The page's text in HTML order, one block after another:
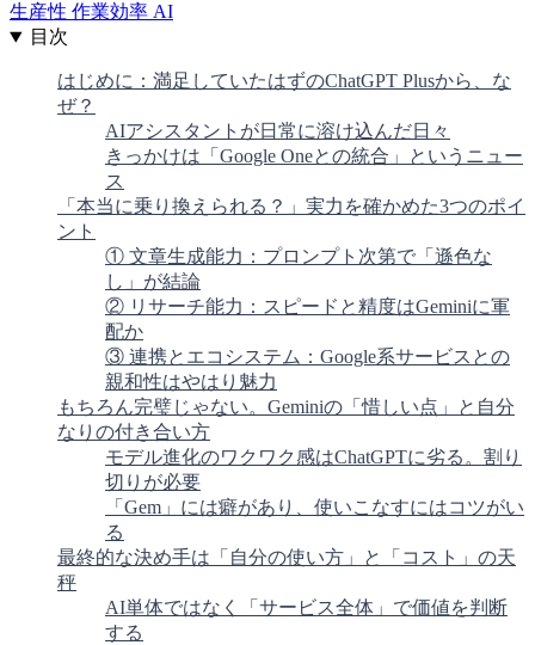
生産性 作業効率 AI
目次
はじめに：満足していたはずのChatGPT Plusから、な
ぜ？
AIアシスタントが日常に溶け込んだ日々
きっかけは「Google Oneとの統合」というニュー
ス
「本当に乗り換えられる？」実力を確かめた3つのポイ
ント
① 文章生成能力：プロンプト次第で「遜色な
し」が結論
② リサーチ能力：スピードと精度はGeminiに軍
配か
③ 連携とエコシステム：Google系サービスとの
親和性はやはり魅力
もちろん完璧じゃない。Geminiの「惜しい点」と自分
なりの付き合い方
モデル進化のワクワク感はChatGPTに劣る。割り
切りが必要
「Gem」には癖があり、使いこなすにはコツがい
る
最終的な決め手は「自分の使い方」と「コスト」の天
秤
AI単体ではなく「サービス全体」で価値を判断
する